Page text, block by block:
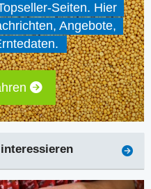
Seiten. Hier
Angebote,